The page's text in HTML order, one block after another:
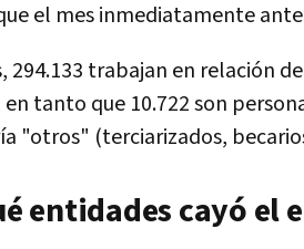
el mes inmediatamente
294.133 trabajan en relación
tanto que 10.722 son
"otros" (terciarizados,
entidades cayó el